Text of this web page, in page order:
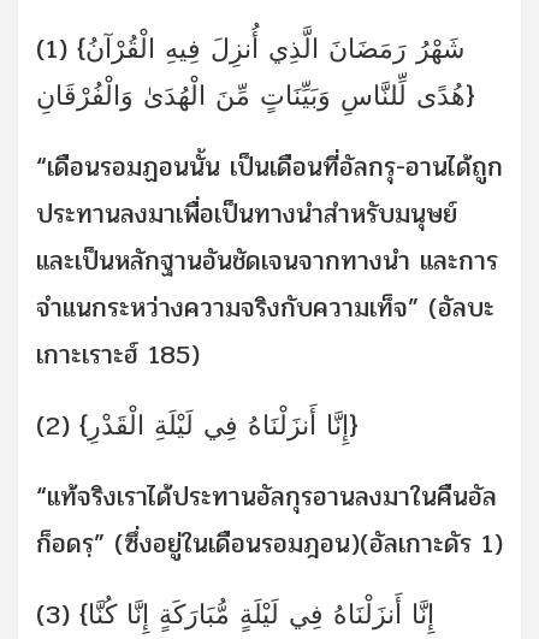
(1) {شَهْرُ رَمَضَانَ الَّذِي أُنزِلَ فِيهِ الْقُرْآنُ
هُدًى لِّلنَّاسِ وَبَيِّنَاتٍ مِّنَ الْهُدَىٰ وَالْفُرْقَانِ}
“เดือนรอมฏอนนั้น เป็นเดือนที่อัลกรุ-อานได้ถูก
ประทานลงมาเพื่อเป็นทางนำสำหรับมนุษย์
และเป็นหลักฐานอันชัดเจนจากทางนำ และการ
จำแนกระหว่างความจริงกับความเท็จ” (อัลบะ
เกาะเราะฮ์ 185)
(2) {إِنَّا أَنزَلْنَاهُ فِي لَيْلَةِ الْقَدْرِ}
“แท้จริงเราได้ประทานอัลกุรอานลงมาในคืนอัล
ก็อดรฺ” (ซึ่งอยู่ในเดือนรอมฎอน)(อัลเกาะดัร 1)
(3) {إِنَّا أَنزَلْنَاهُ فِي لَيْلَةٍ مُّبَارَكَةٍ إِنَّا كُنَّا